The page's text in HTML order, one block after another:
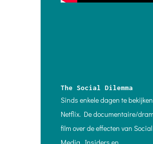
The Social Dilemma
Sinds enkele dagen te
Netflix. De documentaire/
film over de effecten van Social